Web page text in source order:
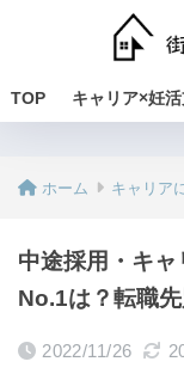
TOP キャリア×妊
ホーム キャリア
中途採用・キ
No.1は？転職
2022/11/26